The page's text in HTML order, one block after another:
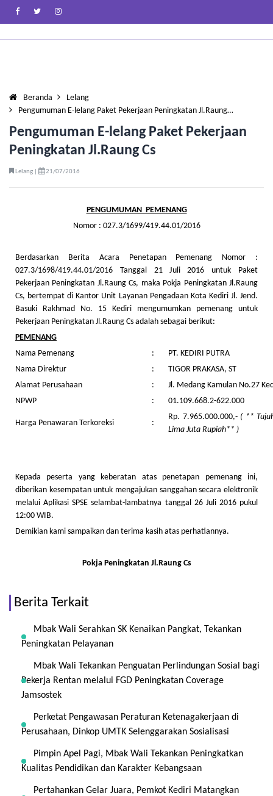
Beranda
Lelang
Pengumuman E-lelang Paket Pekerjaan Peningkatan Jl.Raung…
Pengumuman E-lelang Paket Pekerjaan
Peningkatan Jl.Raung Cs
Lelang | 21/07/2016
PENGUMUMAN PEMENANG
Nomor : 027.3/1699/419.44.01/2016
Berdasarkan Berita Acara Penetapan Pemenang Nomor :
027.3/1698/419.44.01/2016 Tanggal 21 Juli 2016 untuk Paket
Pekerjaan Peningkatan Jl.Raung Cs, maka Pokja Peningkatan Jl.Raung
Cs, bertempat di Kantor Unit Layanan Pengadaan Kota Kediri Jl. Jend.
Basuki Rakhmad No. 15 Kediri mengumumkan pemenang untuk
Pekerjaan Peningkatan Jl.Raung Cs adalah sebagai berikut:
PEMENANG
Nama Pemenang
:
PT. KEDIRI PUTRA
Nama Direktur
:
TIGOR PRAKASA, ST
Alamat Perusahaan
:
Jl. Medang Kamulan No.27
NPWP
: 01.109.668.2-622.000
Harga Penawaran Terkoreksi :
Rp. 7.965.000.000,- ( **
Lima Juta Rupiah** )
Kepada peserta yang keberatan atas penetapan pemenang ini,
diberikan kesempatan untuk mengajukan sanggahan secara elektronik
melalui Aplikasi SPSE selambat-lambatnya tanggal 26 Juli 2016 pukul
12:00 WIB.
Demikian kami sampaikan dan terima kasih atas perhatiannya.
Pokja Peningkatan Jl.Raung Cs
Berita Terkait
Mbak Wali Serahkan SK Kenaikan Pangkat, Tekankan
Peningkatan Pelayanan
Mbak Wali Tekankan Penguatan Perlindungan Sosial bagi
Pekerja Rentan melalui FGD Peningkatan Coverage
Jamsostek
Perketat Pengawasan Peraturan Ketenagakerjaan di
Perusahaan, Dinkop UMTK Selenggarakan Sosialisasi
Pimpin Apel Pagi, Mbak Wali Tekankan Peningkatkan
Kualitas Pendidikan dan Karakter Kebangsaan
Pertahankan Gelar Juara, Pemkot Kediri Matangkan